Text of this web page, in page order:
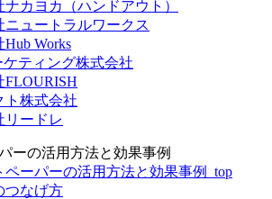
カヨカ（ハンドアウト）
ニュートラルワークス
Works
ティング株式会社
FLOURISH
ト株式会社
リードレ
ーの活用方法と効果事例
ペーパーの活用方法と効果事例_top
つなげ方